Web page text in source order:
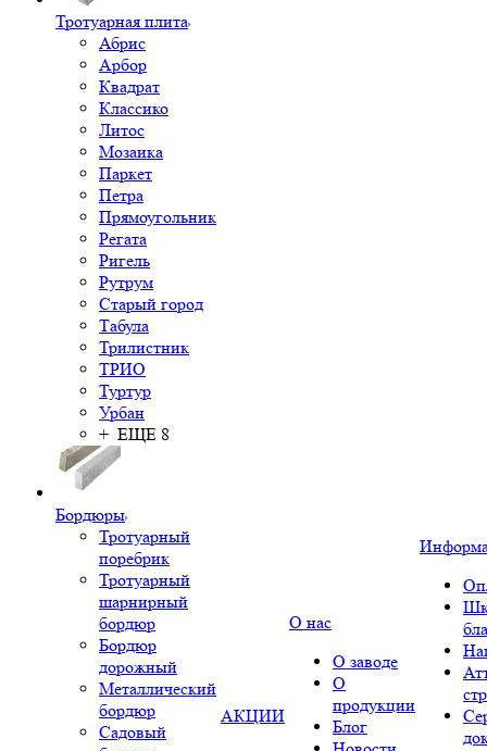
Тротуарная плита
Абрис
Арбор
Квадрат
Классико
Литос
Мозаика
Паркет
Петра
Прямоугольник
Регата
Ригель
Рутрум
Старый город
Табула
Трилистник
ТРИО
Туртур
Урбан
+ ЕЩЕ 8
Бордюры
Тротуарный
поребрик
Тротуарный
шарнирный
бордюр
Бордюр
дорожный
Металлический
бордюр
Садовый
АКЦИИ
О нас
О заводе
О
продукции
Блог